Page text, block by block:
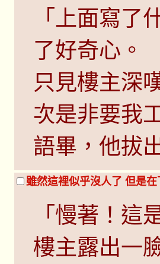
「上面寫了
了好奇心。
只見樓主深
次是非要我
語畢，他拔
雖然這裡似乎沒人了 但是
「慢著！這
樓主露出一